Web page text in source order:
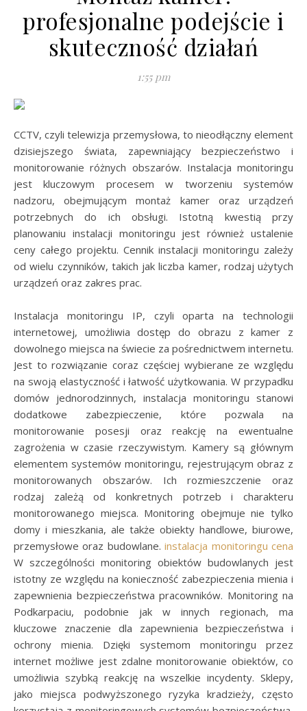
profesjonalne podejście i
skuteczność działań
1:55 pm
CCTV, czyli telewizja przemysłowa, to nieodłączny element
dzisiejszego świata, zapewniający bezpieczeństwo i
monitorowanie różnych obszarów. Instalacja monitoringu
jest kluczowym procesem w tworzeniu systemów
nadzoru, obejmującym montaż kamer oraz urządzeń
potrzebnych do ich obsługi. Istotną kwestią przy
planowaniu instalacji monitoringu jest również ustalenie
ceny całego projektu. Cennik instalacji monitoringu zależy
od wielu czynników, takich jak liczba kamer, rodzaj użytych
urządzeń oraz zakres prac.
Instalacja monitoringu IP, czyli oparta na technologii
internetowej, umożliwia dostęp do obrazu z kamer z
dowolnego miejsca na świecie za pośrednictwem internetu.
Jest to rozwiązanie coraz częściej wybierane ze względu
na swoją elastyczność i łatwość użytkowania. W przypadku
domów jednorodzinnych, instalacja monitoringu stanowi
dodatkowe zabezpieczenie, które pozwala na
monitorowanie posesji oraz reakcję na ewentualne
zagrożenia w czasie rzeczywistym. Kamery są głównym
elementem systemów monitoringu, rejestrującym obraz z
monitorowanych obszarów. Ich rozmieszczenie oraz
rodzaj zależą od konkretnych potrzeb i charakteru
monitorowanego miejsca. Monitoring obejmuje nie tylko
domy i mieszkania, ale także obiekty handlowe, biurowe,
przemysłowe oraz budowlane.instalacja monitoringu cena
W szczególności monitoring obiektów budowlanych jest
istotny ze względu na konieczność zabezpieczenia mienia i
zapewnienia bezpieczeństwa pracowników. Monitoring na
Podkarpaciu, podobnie jak w innych regionach, ma
kluczowe znaczenie dla zapewnienia bezpieczeństwa i
ochrony mienia. Dzięki systemom monitoringu przez
internet możliwe jest zdalne monitorowanie obiektów, co
umożliwia szybką reakcję na wszelkie incydenty. Sklepy,
jako miejsca podwyższonego ryzyka kradzieży, często